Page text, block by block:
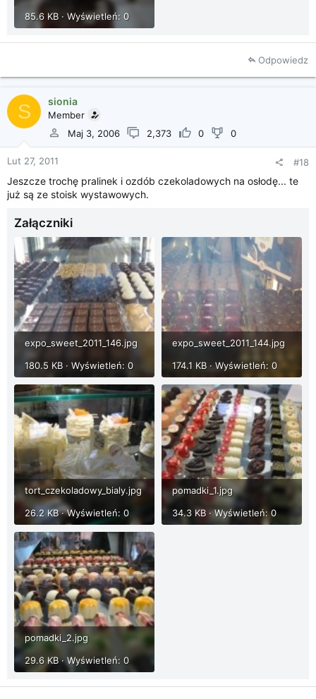
85.6 KB · Wyświetleń: 0
Odpowiedz
S sionia
Member
Maj 3, 2006
2,373 0 0
Lut 27, 2011 #18
Jeszcze trochę pralinek i ozdób czekoladowych na osłodę... te
już są ze stoisk wystawowych.
Załączniki
expo_sweet_2011_146.jpg
180.5 KB · Wyświetleń: 0
expo_sweet_2011_144.jpg
174.1 KB · Wyświetleń: 0
tort_czekoladowy_bialy.jpg
26.2 KB · Wyświetleń: 0
pomadki_1.jpg
34.3 KB · Wyświetleń: 0
pomadki_2.jpg
29.6 KB · Wyświetleń: 0